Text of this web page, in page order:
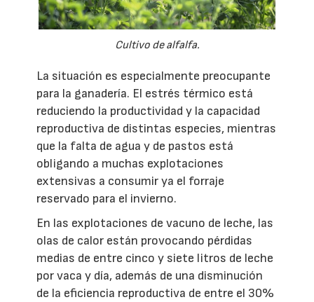
Cultivo de alfalfa.
La situación es especialmente preocupante
para la ganadería. El estrés térmico está
reduciendo la productividad y la capacidad
reproductiva de distintas especies, mientras
que la falta de agua y de pastos está
obligando a muchas explotaciones
extensivas a consumir ya el forraje
reservado para el invierno.
En las explotaciones de vacuno de leche, las
olas de calor están provocando pérdidas
medias de entre cinco y siete litros de leche
por vaca y día, además de una disminución
de la eficiencia reproductiva de entre el 30%